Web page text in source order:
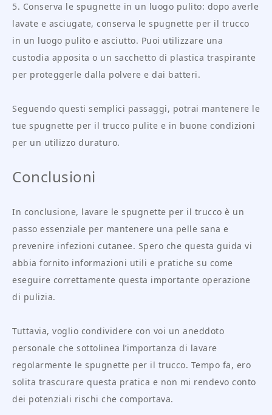
5. Conserva le spugnette in un luogo pulito: dopo averle
lavate e asciugate, conserva le spugnette per il trucco
in un luogo pulito e asciutto. Puoi utilizzare una
custodia apposita o un sacchetto di plastica traspirante
per proteggerle dalla polvere e dai batteri.
Seguendo questi semplici passaggi, potrai mantenere le
tue spugnette per il trucco pulite e in buone condizioni
per un utilizzo duraturo.
Conclusioni
In conclusione, lavare le spugnette per il trucco è un
passo essenziale per mantenere una pelle sana e
prevenire infezioni cutanee. Spero che questa guida vi
abbia fornito informazioni utili e pratiche su come
eseguire correttamente questa importante operazione
di pulizia.
Tuttavia, voglio condividere con voi un aneddoto
personale che sottolinea l’importanza di lavare
regolarmente le spugnette per il trucco. Tempo fa, ero
solita trascurare questa pratica e non mi rendevo conto
dei potenziali rischi che comportava.